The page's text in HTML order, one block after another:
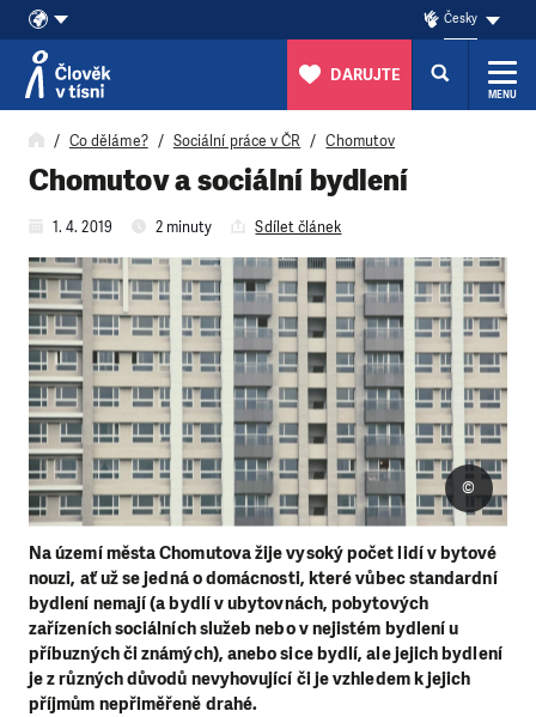
Přeskočit na obsah
Česky
DARUJTE
MENU
Co děláme? Sociální práce v ČR Chomutov
Chomutov a sociální bydlení
1. 4. 2019 2 minuty Sdílet článek
Na území města Chomutova žije vysoký počet lidí v bytové
nouzi, ať už se jedná o domácnosti, které vůbec standardní
bydlení nemají (a bydlí v ubytovnách, pobytových
zařízeních sociálních služeb nebo v nejistém bydlení u
příbuzných či známých), anebo sice bydlí, ale jejich bydlení
je z různých důvodů nevyhovující či je vzhledem k jejich
příjmům nepřiměřeně drahé.
©